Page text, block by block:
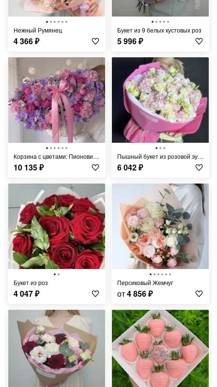
Нежный Румянец
4 366₽
Букет из 9 белых кустовых роз
5 996₽
Корзина с цветами: Пионовидные розы, лавандовая хризантема, дианиус, эвкалипт
10 135₽
Пышный букет из розовой эустомы/лизиантусы
6 042₽
Букет из роз
4 047₽
Персиковый Жемчуг
от4 856₽